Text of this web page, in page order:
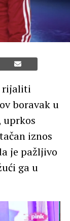
rijaliti
boravak u
iznos
je pažljivo
ga u